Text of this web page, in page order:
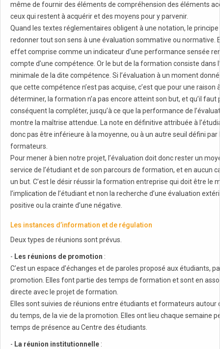
même de fournir des éléments de compréhension des éléments
ceux qui restent à acquérir et des moyens pour y parvenir.
Quand les textes réglementaires obligent à une notation, le principe
redonner tout son sens à une évaluation sommative ou normative.
effet comprise comme un indicateur d’une performance sensée
compte d’une compétence. Or le but de la formation consiste dans
minimale de la dite compétence. Si l’évaluation à un moment
que cette compétence n’est pas acquise, c’est que pour une raison
déterminer, la formation n’a pas encore atteint son but, et qu’il faut
conséquent la compléter, jusqu’à ce que la performance de
montre la maîtrise attendue. La note en définitive attribuée à
donc pas être inférieure à la moyenne, ou à un autre seuil défini par
formateurs.
Pour mener à bien notre projet, l’évaluation doit donc rester un
service de l’étudiant et de son parcours de formation, et en aucun
un but. C’est le désir réussir la formation entreprise qui doit être le
l’implication de l’étudiant et non la recherche d’une évaluation
positive ou la crainte d’une négative.
Les instances d’information et de régulation
Deux types de réunions sont prévus.
- Les réunions de promotion :
C’est un espace d’échanges et de paroles proposé aux étudiants,
promotion. Elles font partie des temps de formation et sont en
directe avec le projet de formation.
Elles sont suivies de réunions entre étudiants et formateurs autour
du temps, de la vie de la promotion. Elles ont lieu chaque semaine
temps de présence au Centre des étudiants.
- La réunion institutionnelle :